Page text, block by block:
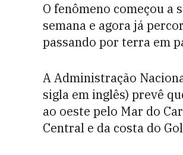
O fenômeno começou a
semana e agora já
passando por terra em
A Administração
sigla em inglês) prevê
ao oeste pelo Mar do
Central e da costa do